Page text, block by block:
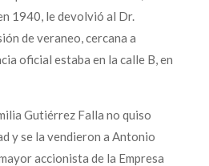
1940, le devolvió al Dr.
de veraneo, cercana a
oficial estaba en la calle B, en
Gutiérrez Falla no quiso
y se la vendieron a Antonio
accionista de la Empresa